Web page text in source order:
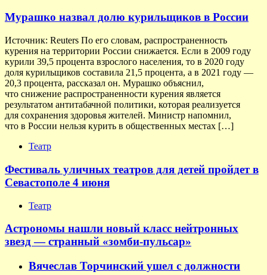
Мурашко назвал долю курильщиков в России
Источник: Reuters По его словам, распространенность
курения на территории России снижается. Если в 2009 году
курили 39,5 процента взрослого населения, то в 2020 году
доля курильщиков составила 21,5 процента, а в 2021 году —
20,3 процента, рассказал он. Мурашко объяснил,
что снижение распространенности курения является
результатом антитабачной политики, которая реализуется
для сохранения здоровья жителей. Министр напомнил,
что в России нельзя курить в общественных местах […]
Театр
Фестиваль уличных театров для детей пройдет в
Севастополе 4 июня
Театр
Астрономы нашли новый класс нейтронных
звезд — странный «зомби-пульсар»
Вячеслав Торчинский ушел с должности